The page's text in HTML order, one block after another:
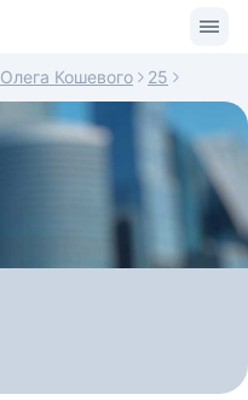
Олега Кошевого 25